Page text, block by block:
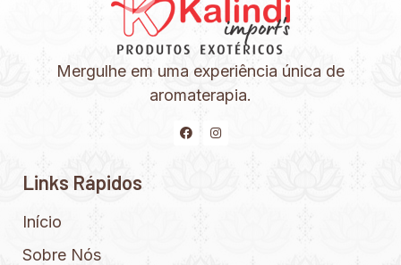
Mergulhe em uma experiência única de
aromaterapia.
Links Rápidos
Início
Sobre Nós